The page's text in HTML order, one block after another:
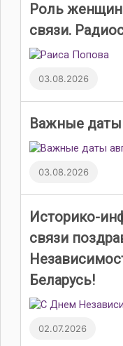
Роль
связи.
03.08.2026
Важные даты
03.08.2026
Историко-
связи
Беларусь!
02.07.2026